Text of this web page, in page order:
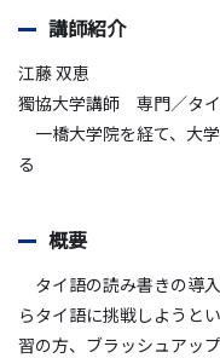
講師紹介
江藤 双恵
獨協大学講師 専門／タ
一橋大学院を経て、大
る
概要
タイ語の読み書きの導
らタイ語に挑戦しようと
習の方、ブラッシュアッ